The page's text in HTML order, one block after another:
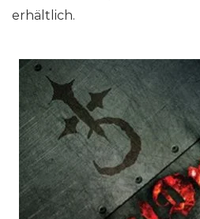
erhältlich.